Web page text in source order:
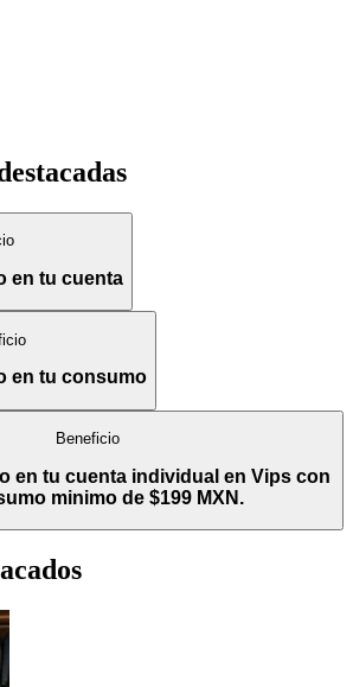
en tu cuenta
en tu consumo
Beneficio
en tu cuenta individual en Vips con
minimo de $199 MXN.